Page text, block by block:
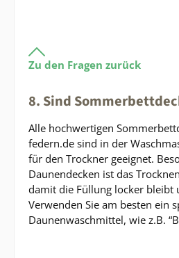
Zu den Fragen zurück
8. Sind
Alle hochwertigen
federn.de sind in der
für den Trockner geeignet.
Daunendecken ist das
damit die Füllung locker bleibt
Verwenden Sie am besten ein
Daunenwaschmittel, wie z.B.